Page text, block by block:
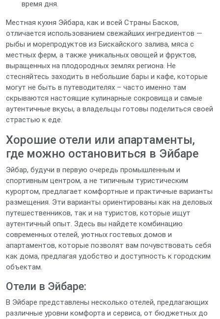
время дня.
Местная кухня Эйбара, как и всей Страны Басков,
отличается использованием свежайших ингредиентов —
рыбы и морепродуктов из Бискайского залива, мяса с
местных ферм, а также уникальных овощей и фруктов,
выращенных на плодородных землях региона. Не
стесняйтесь заходить в небольшие бары и кафе, которые
могут не быть в путеводителях – часто именно там
скрываются настоящие кулинарные сокровища и самые
аутентичные вкусы, а владельцы готовы поделиться своей
страстью к еде.
Хорошие отели или апартаменты,
где можно остановиться в Эйбаре
Эйбар, будучи в первую очередь промышленным и
спортивным центром, а не типичным туристическим
курортом, предлагает комфортные и практичные варианты
размещения. Эти варианты ориентированы как на деловых
путешественников, так и на туристов, которые ищут
аутентичный опыт. Здесь вы найдете комбинацию
современных отелей, уютных гостевых домов и
апартаментов, которые позволят вам почувствовать себя
как дома, предлагая удобство и доступность к городским
объектам.
Отели в Эйбаре:
В Эйбаре представлены несколько отелей, предлагающих
различные уровни комфорта и сервиса, от бюджетных до